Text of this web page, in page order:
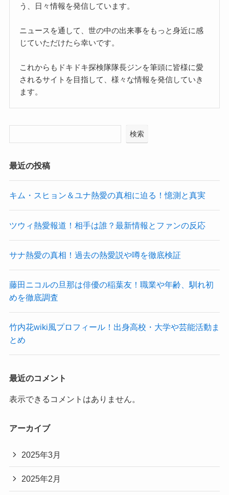
う、日々情報を発信しています。
ニュースを通して、世の中の出来事をもっと身近に感
じていただけたら幸いです。
これからもドキドキ探検隊隊長ジンを筆頭に皆様に愛
されるサイトを目指して、様々な情報を発信していき
ます。
検索
最近の投稿
キム・スヒョン＆ユナ熱愛の真相に迫る！憶測と真実
ツウィ熱愛報道！相手は誰？最新情報とファンの反応
サナ熱愛の真相！過去の熱愛説や噂を徹底検証
藤田ニコルの旦那は俳優の稲葉友！職業や年齢、馴れ初
めを徹底調査
竹内花wiki風プロフィール！出身高校・大学や芸能活動ま
とめ
最近のコメント
表示できるコメントはありません。
アーカイブ
2025年3月
2025年2月